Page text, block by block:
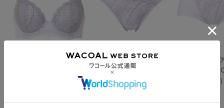
なレースデザイン
・フルカップブラ
バストを“小さく見せるブラ”を、洗練されたレースデザインで毎
日のお気に入りに。細い刺繍糸のラメが繊細な輝きを演出するレ
ースデザインでリッチに表現しました。胸もとをコンパクトに見
せたい人にうれしい、バストのボリュームをカップ上方に逃がす
設計に加え、カップ部分は表側にストレッチレース、肌側に伸び
のよい素材を使用することで、レースが胸になじみ、自然とすっ
きりした印象に。さらにサイドからバストをささえて脇すっき
ウイング／レシアージュ
ら、サイドすっきり
【６０００シリーズ】
３／４カップブラ
ウイング／レシアージュ
ブラ（ＰＢ６０００・
ＰＢ６００１） ペア
ウイング／レシ
ブラ（ＰＢ６
ＰＢ６００